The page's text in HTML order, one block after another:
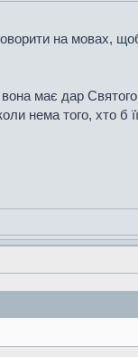
на мовах,
має дар
нема того, хто б